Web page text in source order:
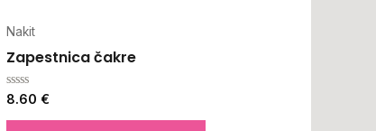
Nakit
Zapestnica čakre
Ocenjeno
od
8.60 €